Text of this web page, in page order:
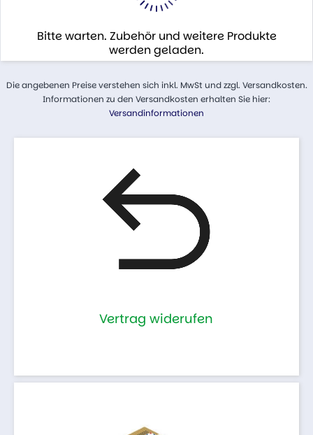
Bitte warten. Zubehör und weitere Produkte
werden geladen.
Die angebenen Preise verstehen sich inkl. MwSt und zzgl. Versandkosten.
Informationen zu den Versandkosten erhalten Sie hier:
Versandinformationen
Vertrag widerufen